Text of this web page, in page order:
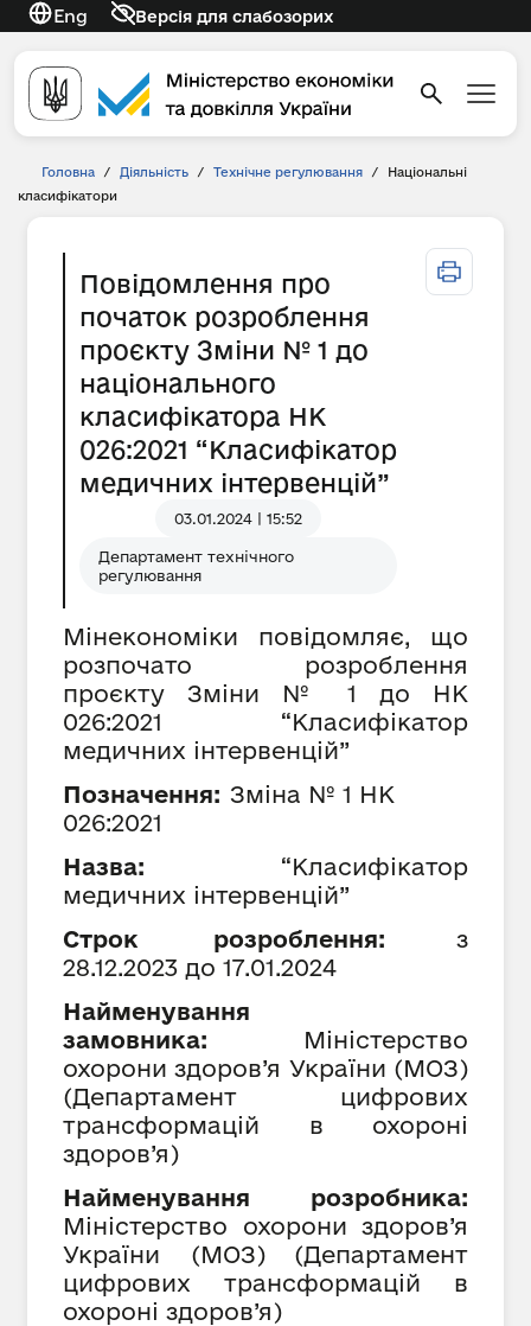
Eng Версія для слабозорих
Головна / Діяльність / Технічне регулювання /
Національні
класифікатори
Повідомлення про
початок розроблення
проєкту Зміни № 1 до
національного
класифікатора НК
026:2021 “Класифікатор
медичних інтервенцій”
03.01.2024 | 15:52
Департамент технічного
регулювання
Мінекономіки повідомляє, що
розпочато розроблення
проєкту Зміни № 1 до НК
026:2021 “Класифікатор
медичних інтервенцій”
Позначення: Зміна № 1 НК
026:2021
Назва:
“Класифікатор
медичних інтервенцій”
Строк розроблення:
з
28.12.2023 до 17.01.2024
Найменування
замовника: Міністерство
охорони здоров’я України (МОЗ)
(Департамент цифрових
трансформацій в охороні
здоров’я)
Найменування розробника:
Міністерство охорони здоров’я
України (МОЗ)
(Департамент
цифрових трансформацій в
охороні здоров’я)